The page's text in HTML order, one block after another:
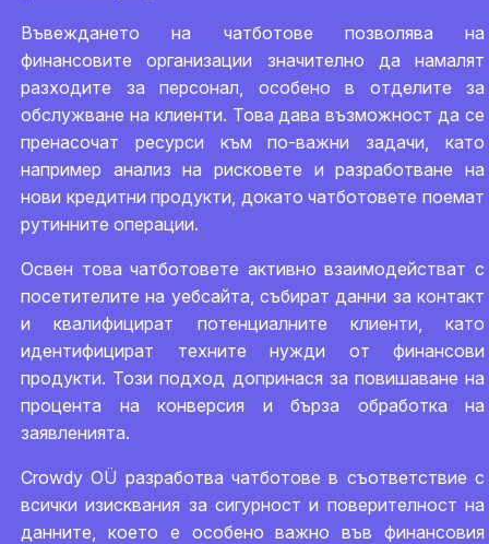
Въвеждането на чатботове позволява на
финансовите организации значително да намалят
разходите за персонал, особено в отделите за
обслужване на клиенти. Това дава възможност да се
пренасочат ресурси към по-важни задачи, като
например анализ на рисковете и разработване на
нови кредитни продукти, докато чатботовете поемат
рутинните операции.
Освен това чатботовете активно взаимодействат с
посетителите на уебсайта, събират данни за контакт
и квалифицират потенциалните клиенти, като
идентифицират техните нужди от финансови
продукти. Този подход допринася за повишаване на
процента на конверсия и бърза обработка на
заявленията.
Crowdy OÜ разработва чатботове в съответствие с
всички изисквания за сигурност и поверителност на
данните, което е особено важно във финансовия